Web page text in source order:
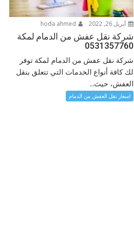
أبريل 26, 2022
شركة نقل عفش من الدمام لمكة
0531357760
شركة نقل عفش من الدمام لمكة توفر
لك كافة أنواع الخدمات التي تتعلق بنقل
العفش، حيث...
اسعار نقل العفش من الدمام